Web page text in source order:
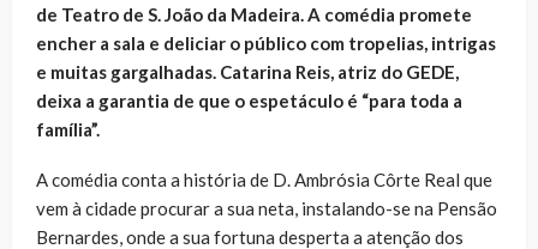
de Teatro de S. João da Madeira. A comédia promete
encher a sala e deliciar o público com tropelias, intrigas
e muitas gargalhadas. Catarina Reis, atriz do GEDE,
deixa a garantia de que o espetáculo é “para toda a
família”.
A comédia conta a história de D. Ambrósia Côrte Real que
vem à cidade procurar a sua neta, instalando-se na Pensão
Bernardes, onde a sua fortuna desperta a atenção dos